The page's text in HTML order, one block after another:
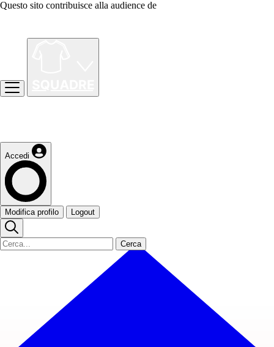
Questo sito contribuisce alla audience de
Accedi
Modifica profilo Logout
Cerca